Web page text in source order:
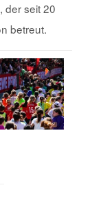
der seit 20
betreut.